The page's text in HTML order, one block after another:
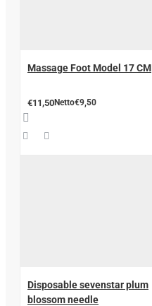
Massage Foot Model 17 CM
€11,50Netto€9,50
Disposable sevenstar plum
blossom needle